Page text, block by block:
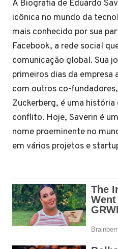
A Biografia de Eduardo
icônica no mundo da
mais conhecido por sua
Facebook, a rede social
comunicação global. Sua
primeiros dias da empresa
com outros co-
Zuckerberg, é uma
conflito. Hoje, Saverin é
nome proeminente no
em vários projetos e